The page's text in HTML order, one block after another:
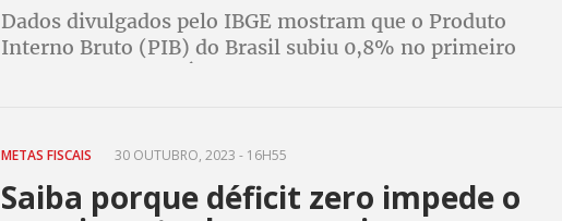
Dados divulgados pelo IBGE mostram que o Produto
Interno Bruto (PIB) do Brasil subiu 0,8% no primeiro
METAS FISCAIS 30 OUTUBRO, 2023 - 16H55
Saiba porque déficit zero impede o